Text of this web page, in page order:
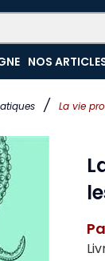
/ La vie
NOS